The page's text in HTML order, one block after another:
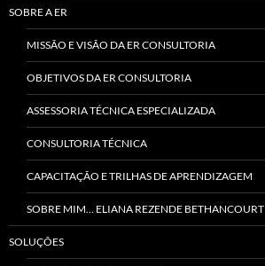
SOBRE A ER
MISSÃO E VISÃO DA ER CONSULTORIA
OBJETIVOS DA ER CONSULTORIA
ASSESSORIA TÉCNICA ESPECIALIZADA
CONSULTORIA TÉCNICA
CAPACITAÇÃO E TRILHAS DE APRENDIZAGEM
SOBRE MIM… ELIANA REZENDE BETHANCOURT
SOLUÇÕES